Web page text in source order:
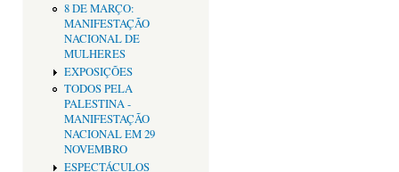
8 DE MARÇO:
MANIFESTAÇÃO
NACIONAL DE
MULHERES
EXPOSIÇÕES
TODOS PELA
PALESTINA -
MANIFESTAÇÃO
NACIONAL EM 29
NOVEMBRO
ESPECTÁCULOS